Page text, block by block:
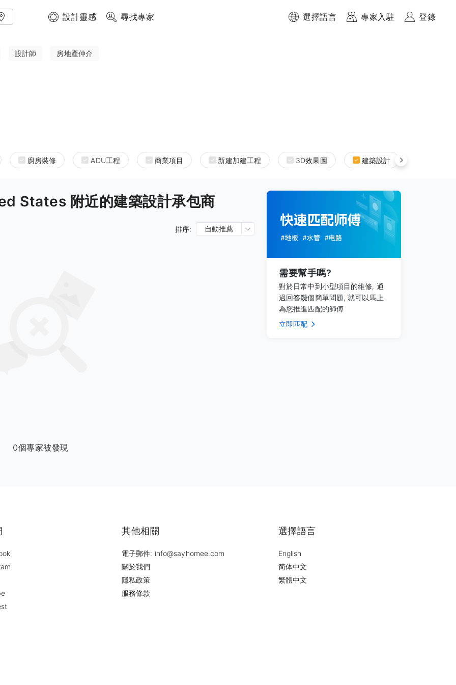
設計靈感 尋找專家 選擇語言 專家入駐 登錄
設計師 房地產仲介
廚房裝修 ADU工程 商業項目 新建加建工程 3D效果圖 建築設計
States 附近的建築設計承包商
排序: 自動推薦
0個專家被發現
需要幫手嗎?
對於日常中到小型項目的維修, 通
過回答幾個簡單問題, 就可以馬上
為您推進匹配的師傅
立即匹配
其他相關
電子郵件: info@sayhomee.com
關於我們
隱私政策
服務條款
選擇語言
English
简体中文
繁體中文